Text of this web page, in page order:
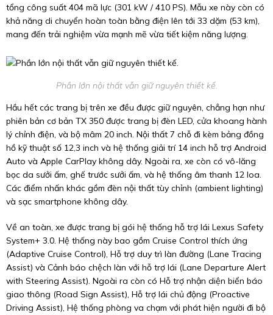
tổng công suất 404 mã lực (301 kW / 410 PS). Mẫu xe này còn có
khả năng di chuyển hoàn toàn bằng điện lên tới 33 dặm (53 km),
mang đến trải nghiệm vừa mạnh mẽ vừa tiết kiệm năng lượng.
Phần lớn nội thất vẫn giữ nguyên thiết kế.
Hầu hết các trang bị trên xe đều được giữ nguyên, chẳng hạn như
phiên bản cơ bản TX 350 được trang bị đèn LED, cửa khoang hành
lý chỉnh điện, và bộ mâm 20 inch. Nội thất 7 chỗ đi kèm bảng đồng
hồ kỹ thuật số 12,3 inch và hệ thống giải trí 14 inch hỗ trợ Android
Auto và Apple CarPlay không dây. Ngoài ra, xe còn có vô-lăng
bọc da sưởi ấm, ghế trước sưởi ấm, và hệ thống âm thanh 12 loa.
Các điểm nhấn khác gồm đèn nội thất tùy chỉnh (ambient lighting)
và sạc smartphone không dây.
Về an toàn, xe được trang bị gói hệ thống hỗ trợ lái Lexus Safety
System+ 3.0. Hệ thống này bao gồm Cruise Control thích ứng
(Adaptive Cruise Control), Hỗ trợ duy trì làn đường (Lane Tracing
Assist) và Cảnh báo chệch làn với hỗ trợ lái (Lane Departure Alert
with Steering Assist). Ngoài ra còn có Hỗ trợ nhận diện biển báo
giao thông (Road Sign Assist), Hỗ trợ lái chủ động (Proactive
Driving Assist), Hệ thống phòng va chạm với phát hiện người đi bộ